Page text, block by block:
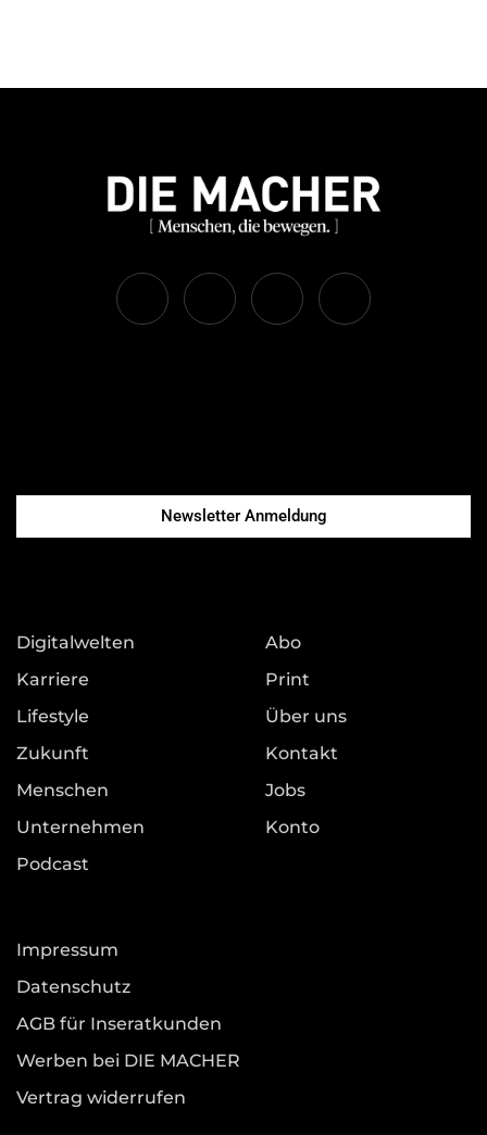
Newsletter Anmeldung
Digitalwelten
Karriere
Lifestyle
Zukunft
Menschen
Unternehmen
Podcast
Abo
Print
Über uns
Kontakt
Jobs
Konto
Impressum
Datenschutz
AGB für Inseratkunden
Werben bei DIE MACHER
Vertrag widerrufen